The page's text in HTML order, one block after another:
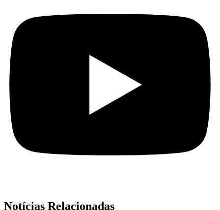
Notícias Relacionadas